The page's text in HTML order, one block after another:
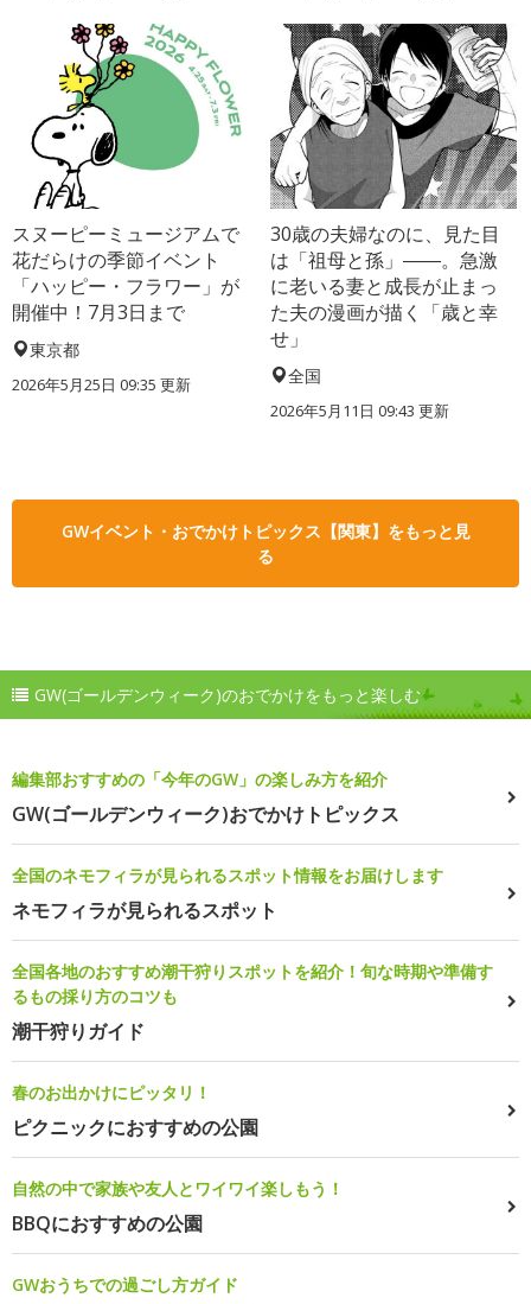
スヌーピーミュージアムで
花だらけの季節イベント
「ハッピー・フラワー」が
開催中！7月3日まで
東京都
2026年5月25日 09:35 更新
30歳の夫婦なのに、見た目
は「祖母と孫」――。急激
に老いる妻と成長が止まっ
た夫の漫画が描く「歳と幸
せ」
全国
2026年5月11日 09:43 更新
GWイベント・おでかけトピックス【関東】をもっと見
る
GW(ゴールデンウィーク)のおでかけをもっと楽しむ
編集部おすすめの「今年のGW」の楽しみ方を紹介
GW(ゴールデンウィーク)おでかけトピックス
全国のネモフィラが見られるスポット情報をお届けします
ネモフィラが見られるスポット
全国各地のおすすめ潮干狩りスポットを紹介！旬な時期や準備す
るもの採り方のコツも
潮干狩りガイド
春のお出かけにピッタリ！
ピクニックにおすすめの公園
自然の中で家族や友人とワイワイ楽しもう！
BBQにおすすめの公園
GWおうちでの過ごし方ガイド